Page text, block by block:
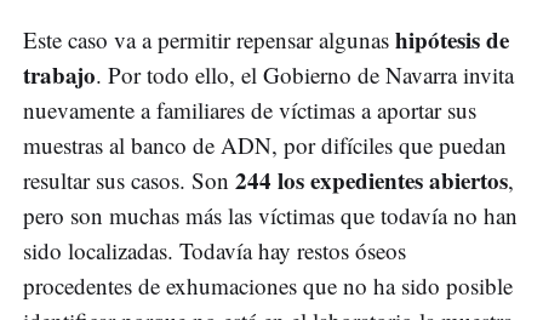
Este caso va a permitir repensar algunas hipótesis de
trabajo. Por todo ello, el Gobierno de Navarra invita
nuevamente a familiares de víctimas a aportar sus
muestras al banco de ADN, por difíciles que puedan
resultar sus casos. Son 244 los expedientes abiertos,
pero son muchas más las víctimas que todavía no han
sido localizadas. Todavía hay restos óseos
procedentes de exhumaciones que no ha sido posible